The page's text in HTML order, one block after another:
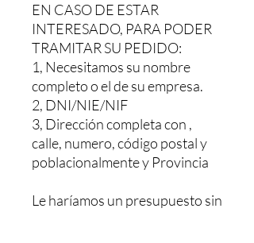
EN CASO DE ESTAR
INTERESADO, PARA PODER
TRAMITAR SU PEDIDO:
1, Necesitamos su nombre
completo o el de su empresa.
2, DNI/NIE/NIF
3, Dirección completa con ,
calle, numero, código postal y
poblacionalmente y Provincia
Le haríamos un presupuesto sin